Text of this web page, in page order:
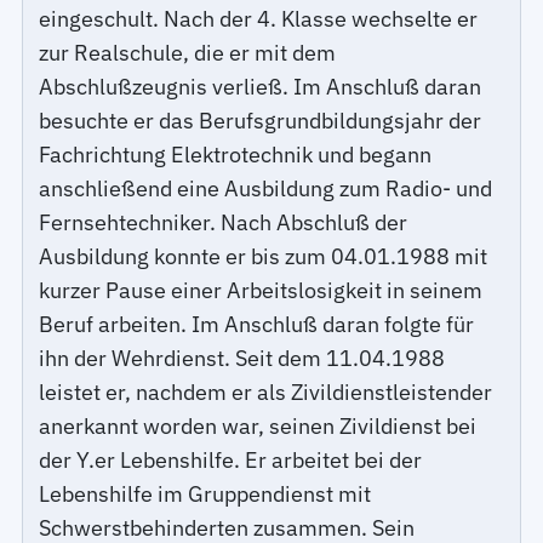
eingeschult. Nach der 4. Klasse wechselte er
zur Realschule, die er mit dem
Abschlußzeugnis verließ. Im Anschluß daran
besuchte er das Berufsgrundbildungsjahr der
Fachrichtung Elektrotechnik und begann
anschließend eine Ausbildung zum Radio- und
Fernsehtechniker. Nach Abschluß der
Ausbildung konnte er bis zum 04.01.1988 mit
kurzer Pause einer Arbeitslosigkeit in seinem
Beruf arbeiten. Im Anschluß daran folgte für
ihn der Wehrdienst. Seit dem 11.04.1988
leistet er, nachdem er als Zivildienstleistender
anerkannt worden war, seinen Zivildienst bei
der Y.er Lebenshilfe. Er arbeitet bei der
Lebenshilfe im Gruppendienst mit
Schwerstbehinderten zusammen. Sein